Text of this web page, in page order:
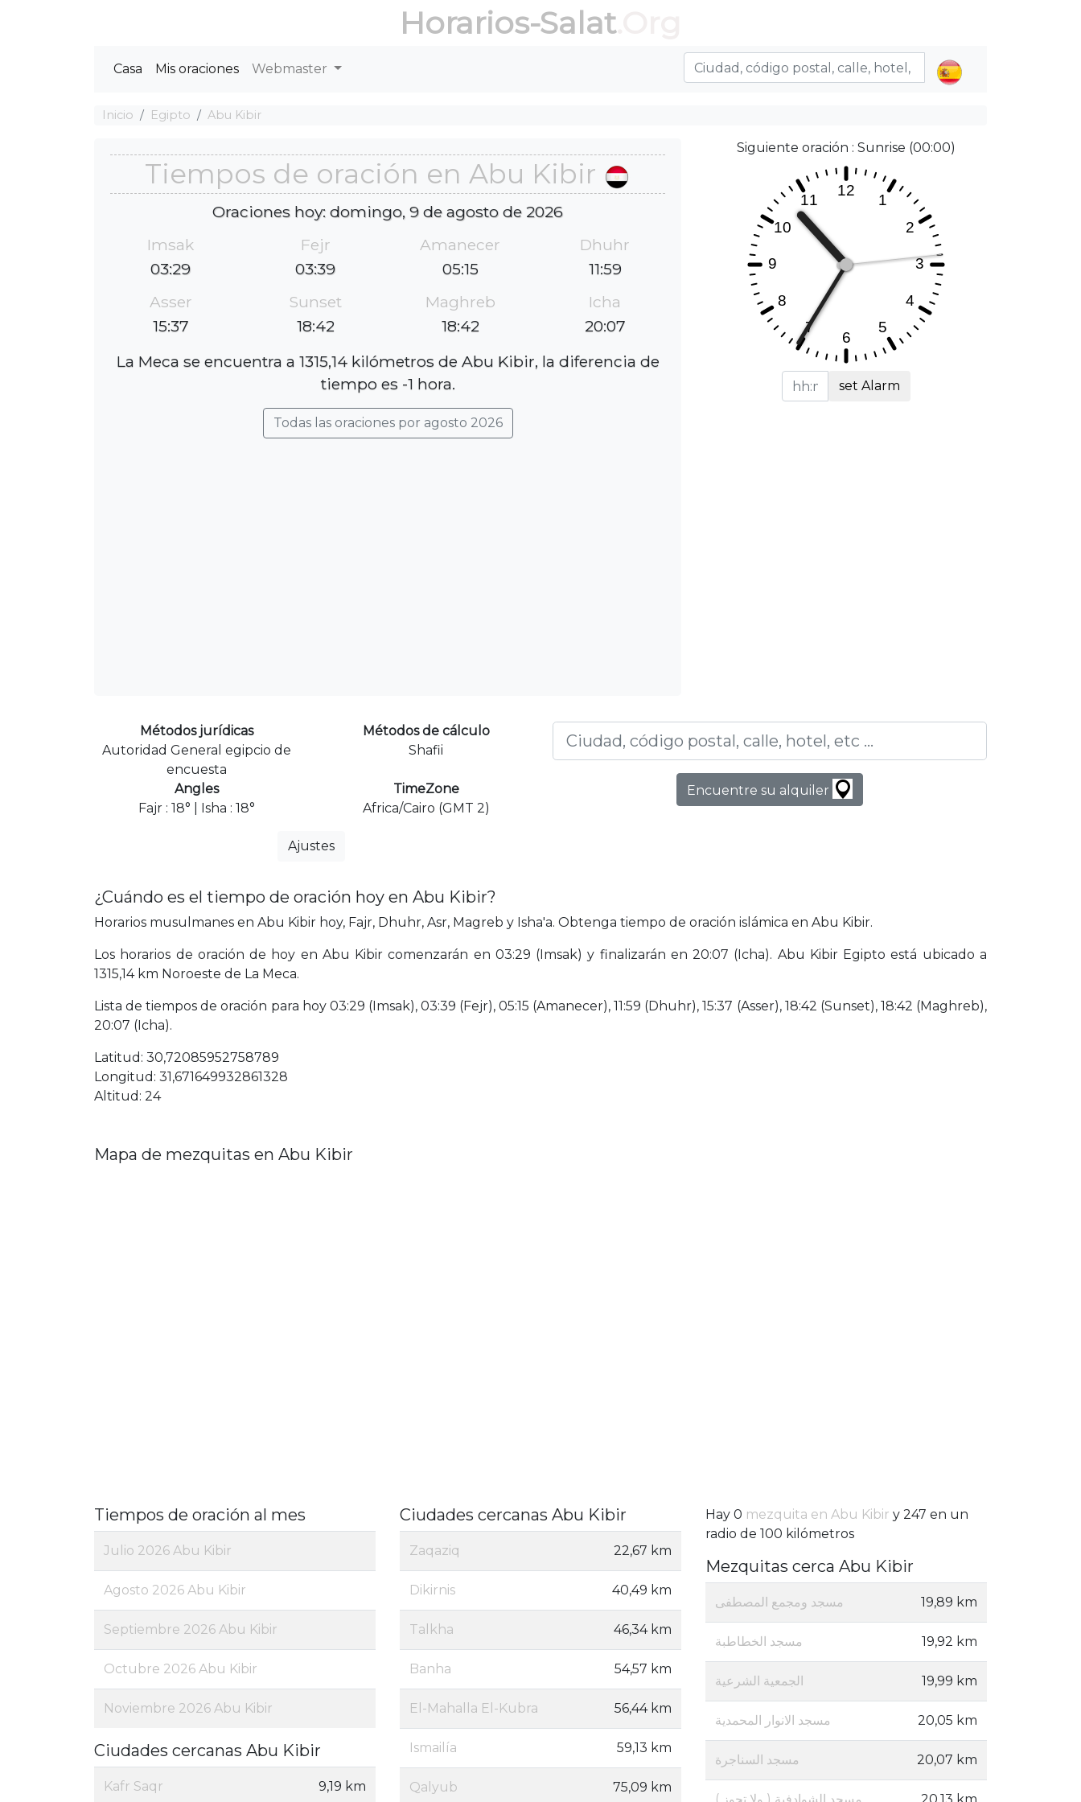
Horarios-Salat.Org
Casa Mis oraciones Webmaster
Inicio Egipto Abu Kibir
Tiempos de oración en Abu Kibir
Oraciones hoy: domingo, 9 de agosto de 2026
Imsak
03:29
Fejr
03:39
Amanecer
05:15
Dhuhr
11:59
Asser
15:37
Sunset
18:42
Maghreb
18:42
Icha
20:07
La Meca se encuentra a 1315,14 kilómetros de Abu Kibir, la diferencia de
tiempo es -1 hora.
Todas las oraciones por agosto 2026
Siguiente oración : Sunrise (00:00)
set Alarm
Métodos jurídicas
Autoridad General egipcio de
encuesta
Métodos de cálculo
Shafii
Angles
Fajr : 18° | Isha : 18°
TimeZone
Africa/Cairo (GMT 2)
Ajustes
Encuentre su alquiler
¿Cuándo es el tiempo de oración hoy en Abu Kibir?
Horarios musulmanes en Abu Kibir hoy, Fajr, Dhuhr, Asr, Magreb y Isha'a. Obtenga tiempo de oración islámica en Abu Kibir.
Los horarios de oración de hoy en Abu Kibir comenzarán en 03:29 (Imsak) y finalizarán en 20:07 (Icha). Abu Kibir Egipto está ubicado a
1315,14 km Noroeste de La Meca.
Lista de tiempos de oración para hoy 03:29 (Imsak), 03:39 (Fejr), 05:15 (Amanecer), 11:59 (Dhuhr), 15:37 (Asser), 18:42 (Sunset), 18:42 (Maghreb),
20:07 (Icha).
Latitud: 30,72085952758789
Longitud: 31,671649932861328
Altitud: 24
Mapa de mezquitas en Abu Kibir
Tiempos de oración al mes
Julio 2026 Abu Kibir
Agosto 2026 Abu Kibir
Septiembre 2026 Abu Kibir
Octubre 2026 Abu Kibir
Noviembre 2026 Abu Kibir
Ciudades cercanas Abu Kibir
Kafr Saqr 9,19 km
Ciudades cercanas Abu Kibir
Zaqaziq 22,67 km
Dikirnis 40,49 km
Talkha 46,34 km
Banha 54,57 km
El-Mahalla El-Kubra 56,44 km
Ismailía 59,13 km
Qalyub 75,09 km
Hay 0 mezquita en Abu Kibir y 247 en un
radio de 100 kilómetros
Mezquitas cerca Abu Kibir
مسجد ومجمع المصطفى 19,89 km
مسجد الخطاطبة 19,92 km
الجمعية الشرعية 19,99 km
مسجد الانوار المحمدية 20,05 km
مسجد السناجرة 20,07 km
( مسجد الشوادفية ( ولا تجوز 20,13 km